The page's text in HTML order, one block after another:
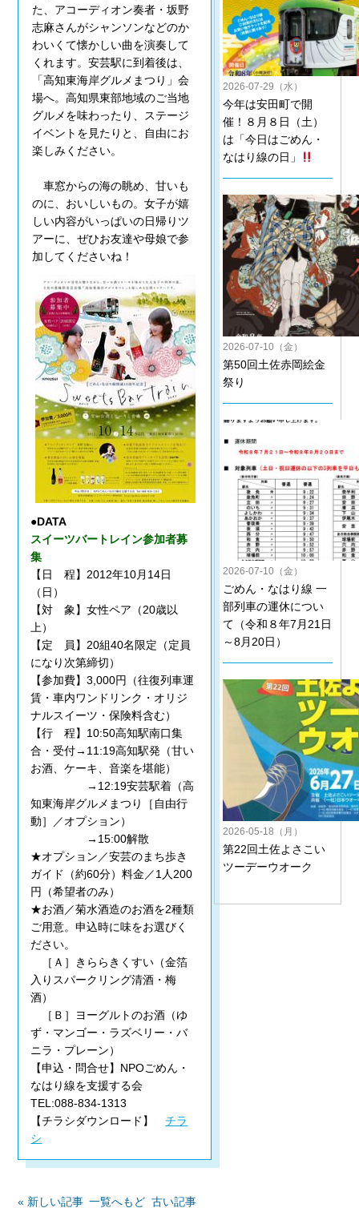
た、アコーディオン奏者・坂野
志麻さんがシャンソンなどのか
わいくて懐かしい曲を演奏して
くれます。安芸駅に到着後は、
「高知東海岸グルメまつり」会
場へ。高知県東部地域のご当地
グルメを味わったり、ステージ
イベントを見たりと、自由にお
楽しみください。
車窓からの海の眺め、甘いも
のに、おいしいもの。女子が嬉
しい内容がいっぱいの日帰りツ
アーに、ぜひお友達や母娘で参
加してくださいね！
●DATA
スイーツバートレイン参加者募
集
【日 程】2012年10月14日
（日）
【対 象】女性ペア（20歳以
上）
【定 員】20組40名限定（定員
になり次第締切）
【参加費】3,000円（往復列車運
賃・車内ワンドリンク・オリジ
ナルスイーツ・保険料含む）
【行 程】10:50高知駅南口集
合・受付→11:19高知駅発（甘い
お酒、ケーキ、音楽を堪能）
→12:19安芸駅着（高
知東海岸グルメまつり［自由行
動］／オプション）
→15:00解散
★オプション／安芸のまち歩き
ガイド（約60分）料金／1人200
円（希望者のみ）
★お酒／菊水酒造のお酒を2種類
ご用意。申込時に味をお選びく
ださい。
［Ａ］きららきくすい（金箔
入りスパークリング清酒・梅
酒）
［Ｂ］ヨーグルトのお酒（ゆ
ず・マンゴー・ラズベリー・バ
ニラ・プレーン）
【申込・問合せ】NPOごめん・
なはり線を支援する会
TEL:088-834-1313
【チラシダウンロード】チラ
シ
« 新しい記事 一覧へもど 古い記事
2026-07-29（水）
今年は安田町で開
催！８月８日（土）
は「今日はごめん・
なはり線の日」
2026-07-10（金）
第50回土佐赤岡絵金
祭り
2026-07-10（金）
ごめん・なはり線 一
部列車の運休につい
て（令和８年7月21日
～8月20日）
2026-05-18（月）
第22回土佐よさこい
ツーデーウオーク